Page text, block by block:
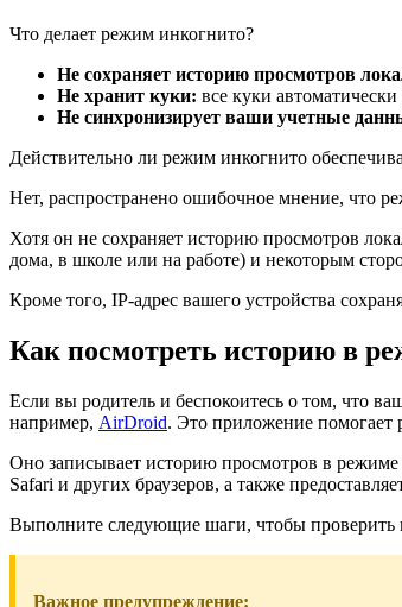
Что делает режим инкогнито?
Не сохраняет историю просмотров
Не хранит куки: все куки
Не синхронизирует ваши учетные
Действительно ли режим инкогнито
Нет, распространено ошибочное мнение, что
Хотя он не сохраняет историю просмотров
дома, в школе или на работе) и некоторым
Кроме того, IP-адрес вашего устройства
Как посмотреть историю в
Если вы родитель и беспокоитесь о том, что
например, AirDroid. Это приложение помогает
Оно записывает историю просмотров в режиме
Safari и других браузеров, а также
Выполните следующие шаги, чтобы
Важное предупреждение: